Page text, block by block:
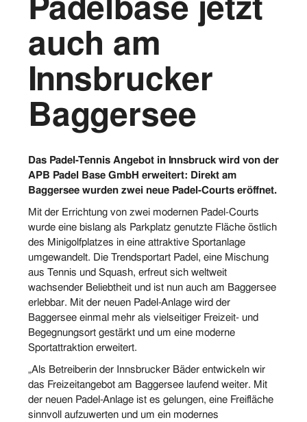
Logos
Bilder
Kontakt
auch am
Innsbrucker
Baggersee
Das Padel-Tennis Angebot in Innsbruck wird von der
APB Padel Base GmbH erweitert: Direkt am
Baggersee wurden zwei neue Padel-Courts eröffnet.
Mit der Errichtung von zwei modernen Padel-Courts
wurde eine bislang als Parkplatz genutzte Fläche östlich
des Minigolfplatzes in eine attraktive Sportanlage
umgewandelt. Die Trendsportart Padel, eine Mischung
aus Tennis und Squash, erfreut sich weltweit
wachsender Beliebtheit und ist nun auch am Baggersee
erlebbar. Mit der neuen Padel-Anlage wird der
Baggersee einmal mehr als vielseitiger Freizeit- und
Begegnungsort gestärkt und um eine moderne
Sportattraktion erweitert.
„Als Betreiberin der Innsbrucker Bäder entwickeln wir
das Freizeitangebot am Baggersee laufend weiter. Mit
der neuen Padel-Anlage ist es gelungen, eine Freifläche
sinnvoll aufzuwerten und um ein modernes